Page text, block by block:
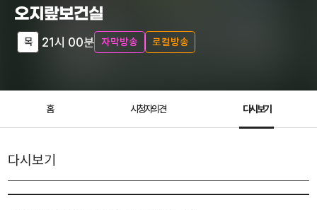
오지랖보건실
목 21시 00분 자막방송 로컬방송
홈 시청자의견 다시보기
다시보기